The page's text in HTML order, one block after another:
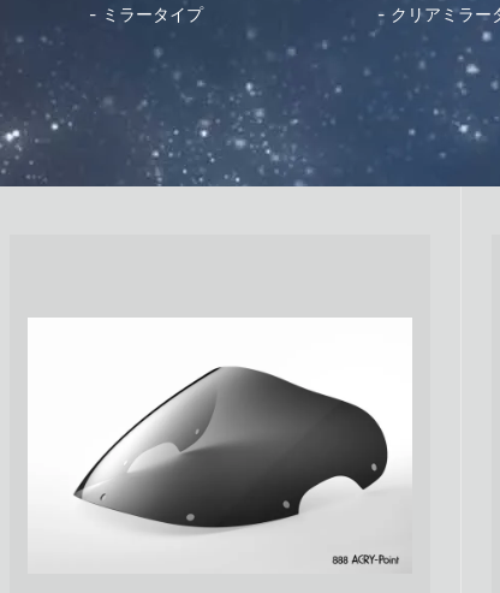
ミラータイプ クリアミラー